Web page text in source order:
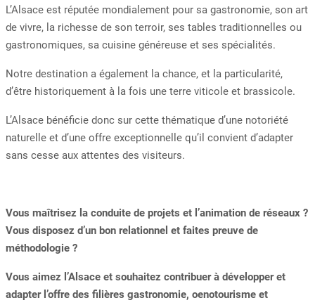
L’Alsace est réputée mondialement pour sa gastronomie, son art
de vivre, la richesse de son terroir, ses tables traditionnelles ou
gastronomiques, sa cuisine généreuse et ses spécialités.
Notre destination a également la chance, et la particularité,
d’être historiquement à la fois une terre viticole et brassicole.
L’Alsace bénéficie donc sur cette thématique d’une notoriété
naturelle et d’une offre exceptionnelle qu’il convient d’adapter
sans cesse aux attentes des visiteurs.
Vous maîtrisez la conduite de projets et l’animation de réseaux ?
Vous disposez d’un bon relationnel et faites preuve de
méthodologie ?
Vous aimez l’Alsace et souhaitez contribuer à développer et
adapter l’offre des filières gastronomie, oenotourisme et